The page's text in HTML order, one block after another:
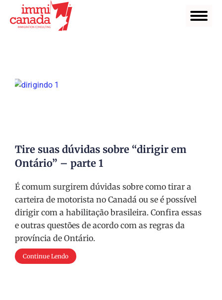
Tire suas dúvidas sobre “dirigir em
Ontário” – parte 1
É comum surgirem dúvidas sobre como tirar a
carteira de motorista no Canadá ou se é possível
dirigir com a habilitação brasileira. Confira essas
e outras questões de acordo com as regras da
província de Ontário.
Continue Lendo